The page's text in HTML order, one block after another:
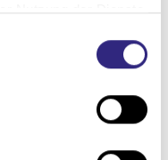
Nutzung der Dienste
Design- und
Design-Dekore,
Farben – passen
eigenen Stil an.